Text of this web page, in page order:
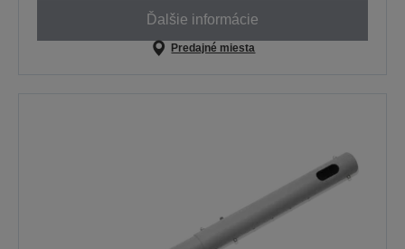
Ďalšie informácie
Predajné miesta